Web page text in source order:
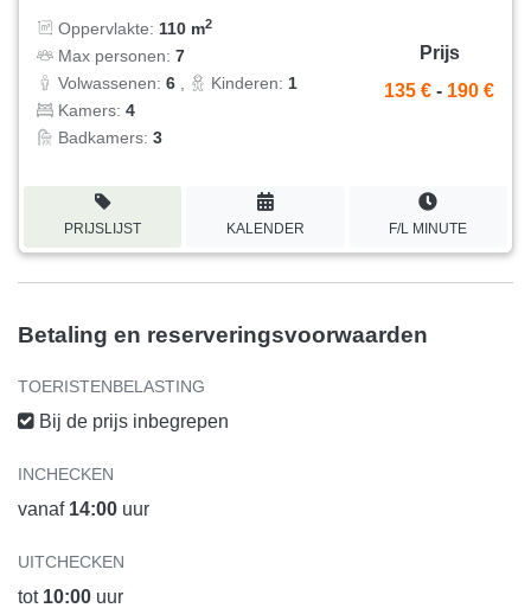
Oppervlakte: 110 m2
Max personen: 7
Volwassenen: 6 , Kinderen: 1
Kamers: 4
Badkamers: 3
Prijs
135 € - 190 €
PRIJSLIJST KALENDER F/L MINUTE
Betaling en reserveringsvoorwaarden
TOERISTENBELASTING
Bij de prijs inbegrepen
INCHECKEN
vanaf 14:00 uur
UITCHECKEN
tot 10:00 uur